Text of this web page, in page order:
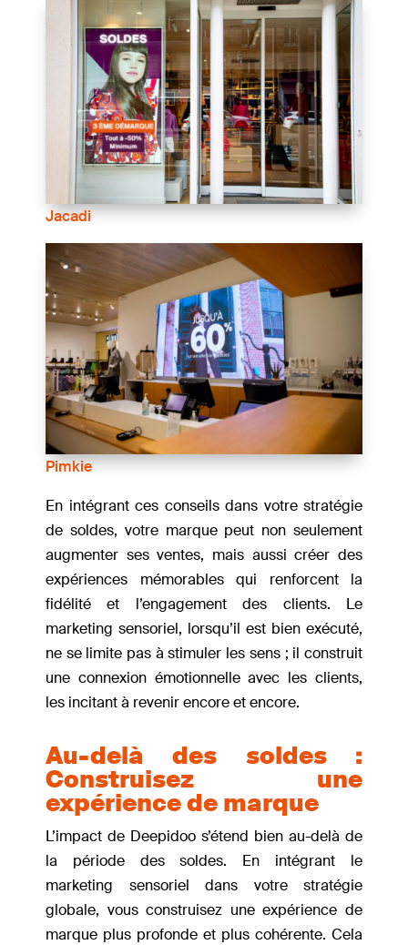
Jacadi
Pimkie
En intégrant ces conseils dans votre stratégie
de soldes, votre marque peut non seulement
augmenter ses ventes, mais aussi créer des
expériences mémorables qui renforcent la
fidélité et l’engagement des clients. Le
marketing sensoriel, lorsqu’il est bien exécuté,
ne se limite pas à stimuler les sens ; il construit
une connexion émotionnelle avec les clients,
les incitant à revenir encore et encore.
Au-delà des soldes :
Construisez une
expérience de marque
L’impact de Deepidoo s’étend bien au-delà de
la période des soldes. En intégrant le
marketing sensoriel dans votre stratégie
globale, vous construisez une expérience de
marque plus profonde et plus cohérente. Cela